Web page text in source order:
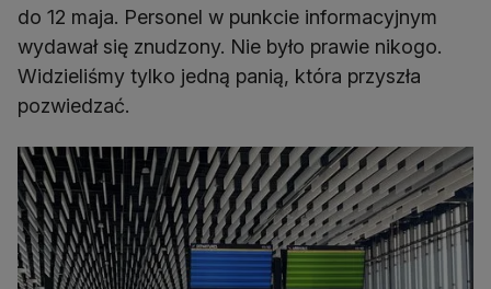
do 12 maja. Personel w punkcie informacyjnym
wydawał się znudzony. Nie było prawie nikogo.
Widzieliśmy tylko jedną panią, która przyszła
pozwiedzać.